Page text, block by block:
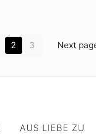
2 3 Next
AUS LIEBE ZU